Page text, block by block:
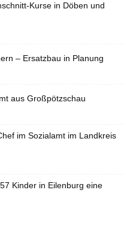
Kurse in Döben und
– Ersatzbau in Planung
aus Großpötzschau
im Sozialamt im Landkreis
Kinder in Eilenburg eine